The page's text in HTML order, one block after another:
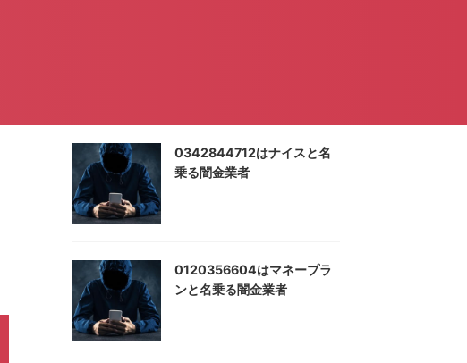
0342844712はナイスと名
乗る闇金業者
0120356604はマネープラ
ンと名乗る闇金業者